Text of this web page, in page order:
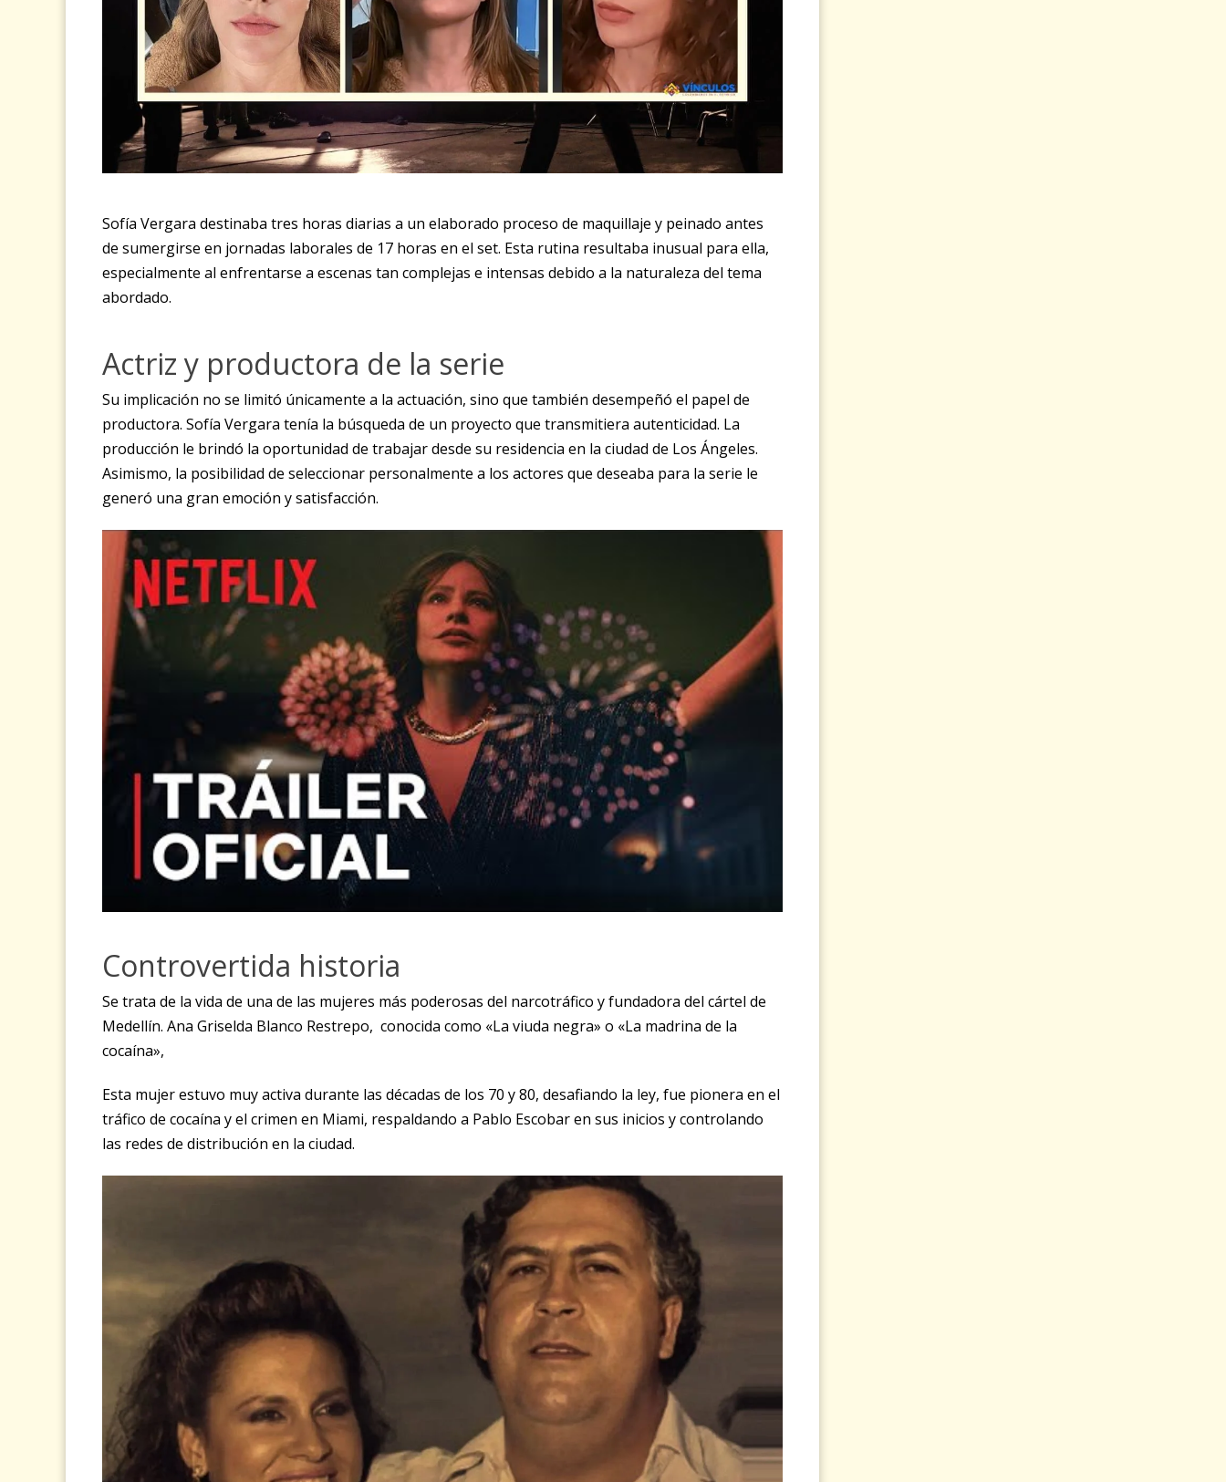
Sofía Vergara destinaba tres horas diarias a un elaborado proceso de maquillaje y peinado antes
de sumergirse en jornadas laborales de 17 horas en el set. Esta rutina resultaba inusual para ella,
especialmente al enfrentarse a escenas tan complejas e intensas debido a la naturaleza del tema
abordado.
Actriz y productora de la serie
Su implicación no se limitó únicamente a la actuación, sino que también desempeñó el papel de
productora. Sofía Vergara tenía la búsqueda de un proyecto que transmitiera autenticidad. La
producción le brindó la oportunidad de trabajar desde su residencia en la ciudad de Los Ángeles.
Asimismo, la posibilidad de seleccionar personalmente a los actores que deseaba para la serie le
generó una gran emoción y satisfacción.
Controvertida historia
Se trata de la vida de una de las mujeres más poderosas del narcotráfico y fundadora del cártel de
Medellín. Ana Griselda Blanco Restrepo, conocida como «La viuda negra» o «La madrina de la
cocaína»,
Esta mujer estuvo muy activa durante las décadas de los 70 y 80, desafiando la ley, fue pionera en el
tráfico de cocaína y el crimen en Miami, respaldando a Pablo Escobar en sus inicios y controlando
las redes de distribución en la ciudad.